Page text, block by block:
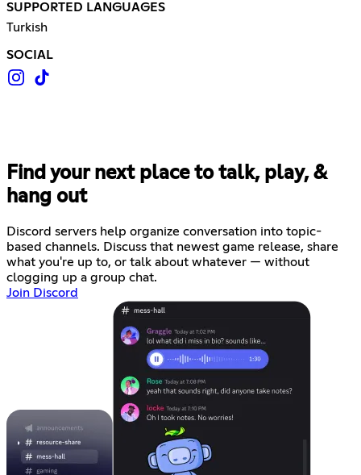
SUPPORTED LANGUAGES
Turkish
SOCIAL
Find your next place to talk, play, &
hang out
Discord servers help organize conversation into topic-
based channels. Discuss that newest game release, share
what you're up to, or talk about whatever — without
clogging up a group chat.
Join Discord